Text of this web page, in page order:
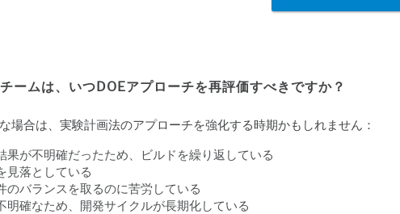
ームは、いつDOEアプローチを再評価すべきですか？
場合は、実験計画法のアプローチを強化する時期かもしれません：
果が不明確だったため、ビルドを繰り返している
見落としている
のバランスを取るのに苦労している
明確なため、開発サイクルが長期化している